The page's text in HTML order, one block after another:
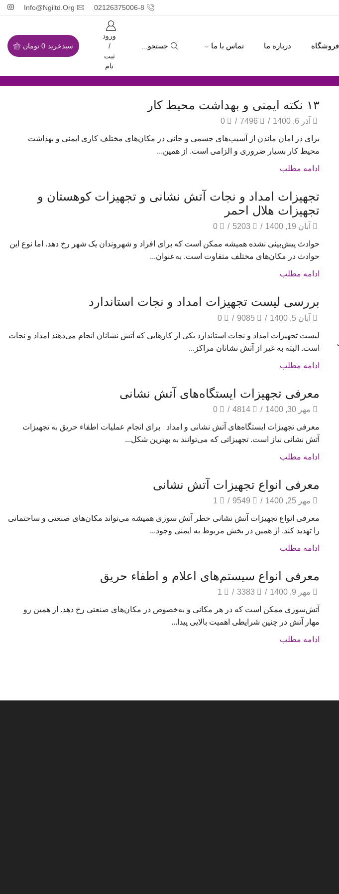
02126375006-8
Info@ngiltd.org
فروشگاه درباره ما تماس با ما جستجو...
ورود
/
ثبت
نام
سبدخرید 0 تومان
۱۳ نکته ایمنی و بهداشت محیط کار
آذر 6, 1400 /
7496
/
0
برای در امان ماندن از آسیب‌های جسمی و جانی در مکان‌های مختلف کاری ایمنی و بهداشت
محیط کار بسیار ضروری و الزامی است. از همین...
ادامه مطلب
تجهیزات امداد و نجات آتش نشانی و تجهیزات کوهستان و
تجهیزات هلال احمر
آبان 19, 1400 /
5203
/
0
حوادث پیش‌بینی نشده همیشه ممکن است که برای افراد و شهروندان یک شهر رخ دهد. اما نوع این
حوادث در مکان‌های مختلف متفاوت است. به‌عنوان...
ادامه مطلب
بررسی لیست تجهیزات امداد و نجات استاندارد
آبان 5, 1400 /
9085
/
0
لیست تجهیزات امداد و نجات استاندارد یکی از کارهایی که آتش نشانان انجام می‌دهند امداد و نجات
است. البته به غیر از آتش نشانان مراکز...
ادامه مطلب
معرفی تجهیزات ایستگاه‌های آتش نشانی
مهر 30, 1400 /
4814
/
0
معرفی تجهیزات ایستگاه‌های آتش نشانی و امداد برای انجام عملیات اطفاء حریق به تجهیزات
آتش نشانی نیاز است. تجهیزاتی که می‌توانند به بهترین شکل...
ادامه مطلب
معرفی انواع تجهیزات آتش نشانی
مهر 25, 1400 /
9549
/
1
معرفی انواع تجهیزات آتش نشانی خطر آتش سوزی همیشه می‌تواند مکان‌های صنعتی و ساختمانی
را تهدید کند. از همین در بخش مربوط به ایمنی وجود...
ادامه مطلب
معرفی انواع سیستم‌های اعلام و اطفاء حریق
مهر 9, 1400 /
3383
/
1
آتش‌سوزی ممکن است که در هر مکانی و به‌خصوص در مکان‌های صنعتی رخ دهد. از همین رو
مهار آتش در چنین شرایطی اهمیت بالایی پیدا...
ادامه مطلب